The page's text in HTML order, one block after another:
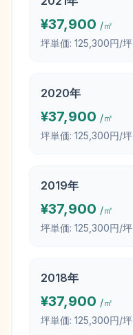
¥37,900 /㎡
坪単価: 125,300円/坪
2020年
¥37,900 /㎡
坪単価: 125,300円/坪
2019年
¥37,900 /㎡
坪単価: 125,300円/坪
2018年
¥37,900 /㎡
坪単価: 125,300円/坪